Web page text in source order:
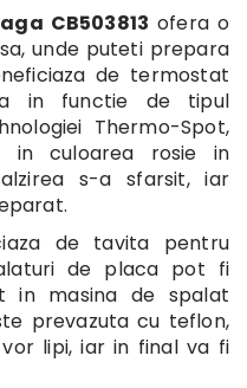
CB503813 ofera o
unde puteti prepara
de termostat
in functie de tipul
Thermo-Spot,
in culoarea rosie in
s-a sfarsit, iar
de tavita pentru
de placa pot fi
in masina de spalat
prevazuta cu teflon,
lipi, iar in final va fi